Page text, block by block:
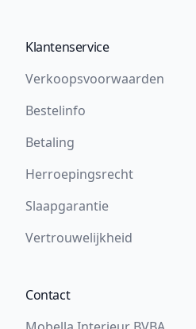
Klantenservice
Verkoopsvoorwaarden
Bestelinfo
Betaling
Herroepingsrecht
Slaapgarantie
Vertrouwelijkheid
Contact